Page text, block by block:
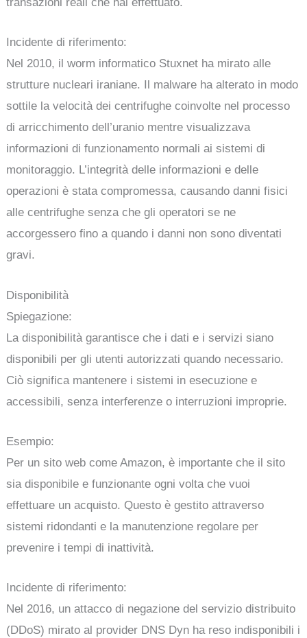
Incidente di riferimento:
Nel 2010, il worm informatico Stuxnet ha mirato alle
strutture nucleari iraniane. Il malware ha alterato in modo
sottile la velocità dei centrifughe coinvolte nel processo
di arricchimento dell’uranio mentre visualizzava
informazioni di funzionamento normali ai sistemi di
monitoraggio. L’integrità delle informazioni e delle
operazioni è stata compromessa, causando danni fisici
alle centrifughe senza che gli operatori se ne
accorgessero fino a quando i danni non sono diventati
gravi.
Disponibilità
Spiegazione:
La disponibilità garantisce che i dati e i servizi siano
disponibili per gli utenti autorizzati quando necessario.
Ciò significa mantenere i sistemi in esecuzione e
accessibili, senza interferenze o interruzioni improprie.
Esempio:
Per un sito web come Amazon, è importante che il sito
sia disponibile e funzionante ogni volta che vuoi
effettuare un acquisto. Questo è gestito attraverso
sistemi ridondanti e la manutenzione regolare per
prevenire i tempi di inattività.
Incidente di riferimento:
Nel 2016, un attacco di negazione del servizio distribuito
(DDoS) mirato al provider DNS Dyn ha reso indisponibili i